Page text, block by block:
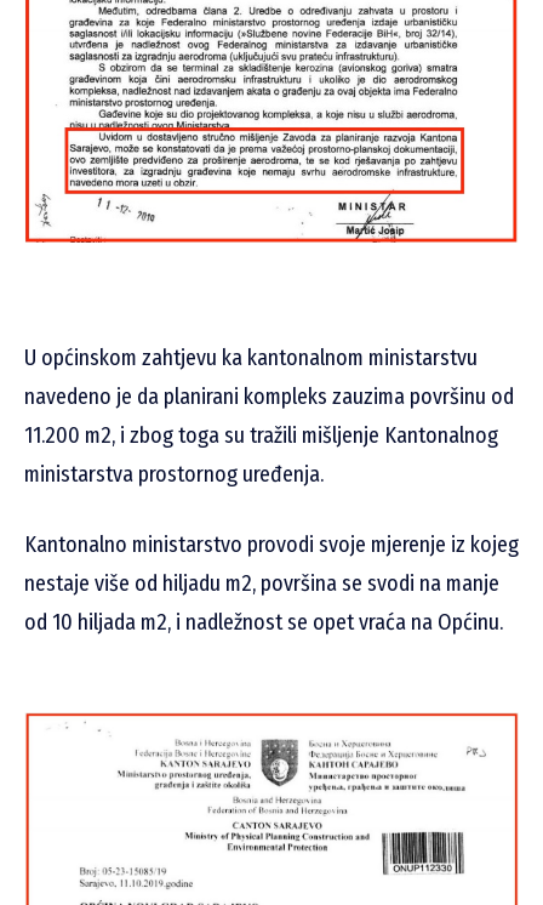
U općinskom zahtjevu ka kantonalnom ministarstvu
navedeno je da planirani kompleks zauzima površinu od
11.200 m2, i zbog toga su tražili mišljenje Kantonalnog
ministarstva prostornog uređenja.
Kantonalno ministarstvo provodi svoje mjerenje iz kojeg
nestaje više od hiljadu m2, površina se svodi na manje
od 10 hiljada m2, i nadležnost se opet vraća na Općinu.